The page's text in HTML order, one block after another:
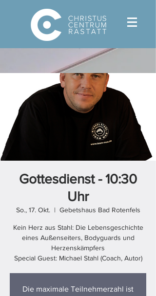
Gottesdienst - 10:30
Uhr
So., 17. Okt.
  |
Gebetshaus Bad Rotenfels
Kein Herz aus Stahl: Die Lebensgeschichte
eines Außenseiters, Bodyguards und
Herzenskämpfers
Special Guest: Michael Stahl (Coach, Autor)
Die maximale Teilnehmerzahl ist